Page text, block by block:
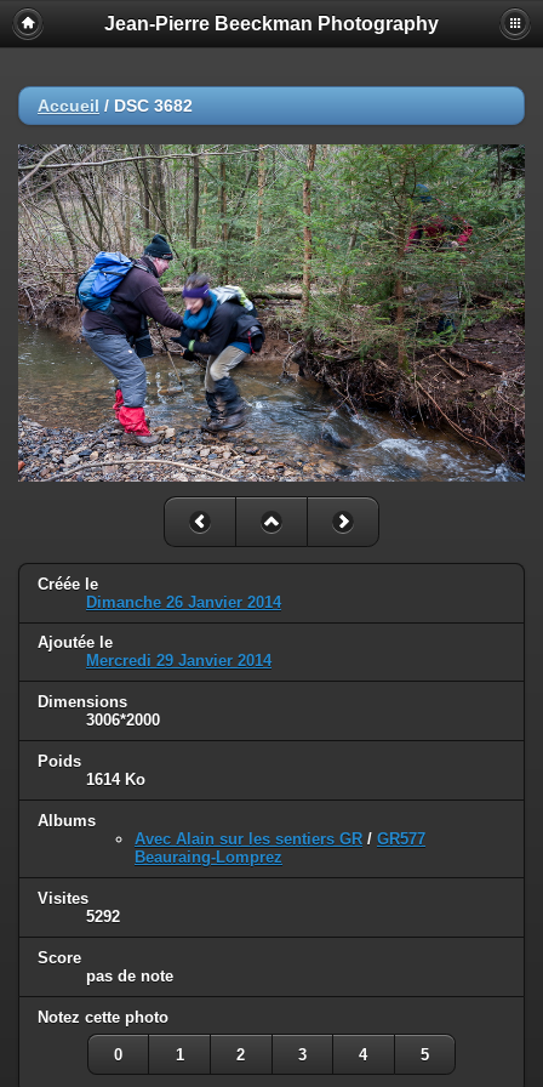
Jean-Pierre Beeckman Photography
Accueil / DSC 3682
Créée le
Dimanche 26 Janvier 2014
Ajoutée le
Mercredi 29 Janvier 2014
Dimensions
3006*2000
Poids
1614 Ko
Albums
Avec Alain sur les sentiers GR / GR577
Beauraing-Lomprez
Visites
5292
Score
pas de note
Notez cette photo
0 1 2 3 4 5